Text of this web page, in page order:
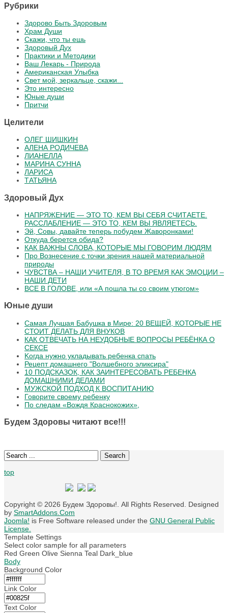
Рубрики
Здорово Быть Здоровым
Храм Души
Скажи, что ты ешь
Здоровый Дух
Практики и Методики
Ваш Лекарь - Природа
Американская Улыбка
Свет мой, зеркальце, скажи...
Это интересно
Юные души
Притчи
Целители
ОЛЕГ ШИШКИН
АЛЕНА РОДИЧЕВА
ЛИАНЕЛЛА
МАРИНА СУННА
ЛАРИСА
ТАТЬЯНА
Здоровый Дух
НАПРЯЖЕНИЕ — ЭТО ТО, КЕМ ВЫ СЕБЯ СЧИТАЕТЕ.
РАССЛАБЛЕНИЕ — ЭТО ТО, КЕМ ВЫ ЯВЛЯЕТЕСЬ.
Эй, Совы, давайте теперь побудем Жаворонками!
Откуда берется обида?
КАК ВАЖНЫ СЛОВА, КОТОРЫЕ МЫ ГОВОРИМ ЛЮДЯМ
Про Вознесение с точки зрения нашей материальной
природы
ЧУВСТВА – НАШИ УЧИТЕЛЯ, В ТО ВРЕМЯ КАК ЭМОЦИИ –
НАШИ ДЕТИ
ВСЕ В ГОЛОВЕ, или «А пошла ты со своим утюгом»
Юные души
Самая Лучшая Бабушка в Мире: 20 ВЕЩЕЙ, КОТОРЫЕ НЕ
СТОИТ ДЕЛАТЬ ДЛЯ ВНУКОВ
КАК ОТВЕЧАТЬ НА НЕУДОБНЫЕ ВОПРОСЫ РЕБЁНКА О
СЕКСЕ
Koгдa нужнo уклaдывaть peбeнкa cпaть
Рецепт домашнего "Волшебного эликсира"
10 ПОДСКАЗОК, КАК ЗАИНТЕРЕСОВАТЬ РЕБЕНКА
ДОМАШНИМИ ДЕЛАМИ
МУЖСКОЙ ПОДХОД К ВОСПИТАНИЮ
Говорите своему ребенку
По следам «Вождя Краснокожих»,
Будем Здоровы читают все!!!
Search
top
Copyright © 2026 Будем Здоровы!. All Rights Reserved. Designed
by SmartAddons.Com
Joomla! is Free Software released under the GNU General Public
License.
Template Settings
Select color sample for all parameters
Red Green Olive Sienna Teal Dark_blue
Body
Background Color
Link Color
Text Color